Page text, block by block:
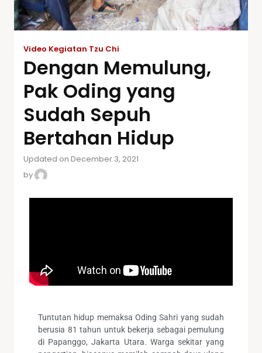
Video Kegiatan Tzu Chi
Dengan Memulung,
Pak Oding yang
Sudah Sepuh
Bertahan Hidup
Updated on December 3, 2021
by
Tuntutan hidup memaksa Oding Sahri yang sudah
berusia 81 tahun untuk bekerja sebagai pemulung
di Papanggo, Jakarta Utara. Warga sekitar yang